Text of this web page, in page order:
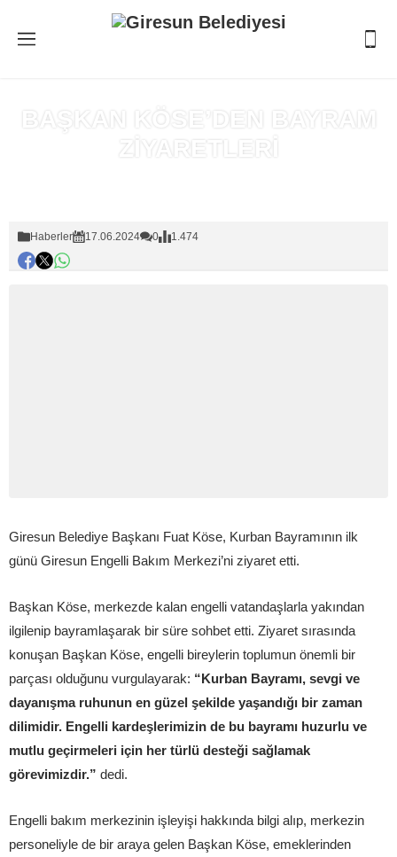
BAŞKAN KÖSE’DEN BAYRAM
ZİYARETLERİ
Haberler 17.06.2024 0 1.474
Giresun Belediye Başkanı Fuat Köse, Kurban Bayramının ilk
günü Giresun Engelli Bakım Merkezi’ni ziyaret etti.
Başkan Köse, merkezde kalan engelli vatandaşlarla yakından
ilgilenip bayramlaşarak bir süre sohbet etti. Ziyaret sırasında
konuşan Başkan Köse, engelli bireylerin toplumun önemli bir
parçası olduğunu vurgulayarak: “Kurban Bayramı, sevgi ve
dayanışma ruhunun en güzel şekilde yaşandığı bir zaman
dilimidir. Engelli kardeşlerimizin de bu bayramı huzurlu ve
mutlu geçirmeleri için her türlü desteği sağlamak
görevimizdir.” dedi.
Engelli bakım merkezinin işleyişi hakkında bilgi alıp, merkezin
personeliyle de bir araya gelen Başkan Köse, emeklerinden